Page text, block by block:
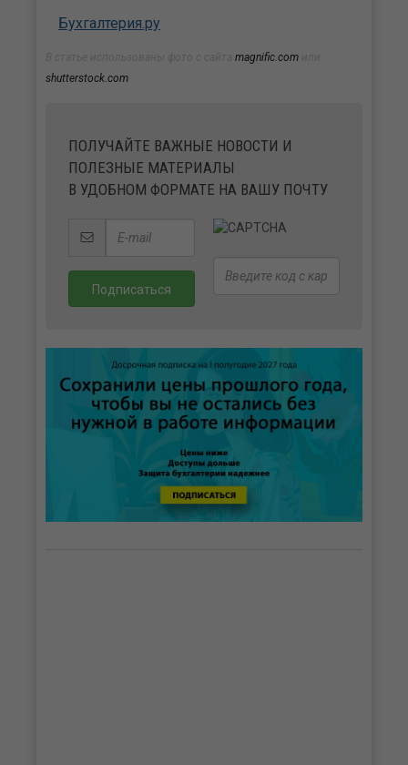
Бухгалтерия.ру
magnific.com
shutterstock.com
ПОЛУЧАЙТЕ ВАЖНЫЕ НОВОСТИ И
ПОЛЕЗНЫЕ МАТЕРИАЛЫ
В УДОБНОМ ФОРМАТЕ НА ВАШУ ПОЧТУ